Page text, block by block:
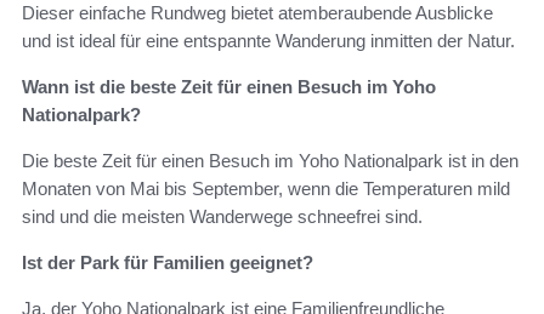
Dieser einfache Rundweg bietet atemberaubende Ausblicke
und ist ideal für eine entspannte Wanderung inmitten der Natur.
Wann ist die beste Zeit für einen Besuch im Yoho
Nationalpark?
Die beste Zeit für einen Besuch im Yoho Nationalpark ist in den
Monaten von Mai bis September, wenn die Temperaturen mild
sind und die meisten Wanderwege schneefrei sind.
Ist der Park für Familien geeignet?
Ja, der Yoho Nationalpark ist eine Familienfreundliche